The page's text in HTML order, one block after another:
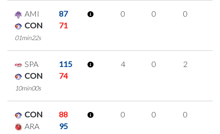
AMI
87
CON
71
01min22s
0 0 0
SPA
115
CON
74
10min00s
4 0 2
CON
88
ARA
95
0 0 0